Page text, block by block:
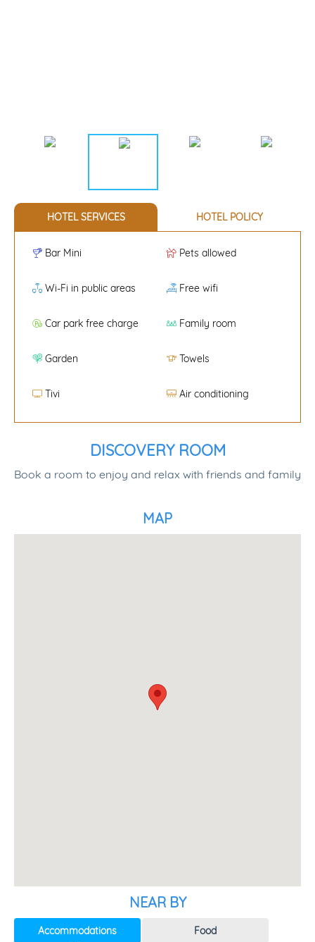
HOTEL SERVICES HOTEL POLICY
Bar Mini Pets allowed
Wi-Fi in public areas Free wifi
Car park free charge Family room
Garden Towels
Tivi Air conditioning
DISCOVERY ROOM
Book a room to enjoy and relax with friends and family
MAP
NEAR BY
Accommodations Food